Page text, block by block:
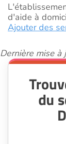
d'aide à
Ajouter des
Dernière mise
du